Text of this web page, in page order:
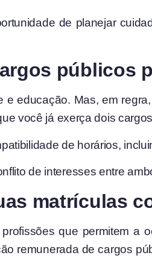
de planejar
públicos
educação. Mas, em
você já exerça dois
de horários,
de interesses entre
matrículas
que permitem a
remunerada de cargos